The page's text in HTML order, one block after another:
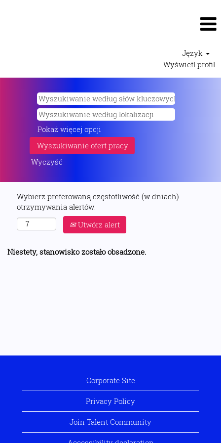
Język
Wyświetl profil
Pokaż więcej opcji
Wyczyść
Wybierz preferowaną częstotliwość (w dniach)
otrzymywania alertów:
Utwórz alert
Niestety, stanowisko zostało obsadzone.
Corporate Site
Privacy Policy
Join Talent Community